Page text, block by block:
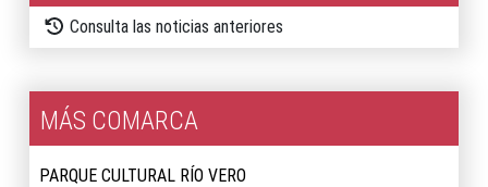
Consulta las noticias anteriores
MÁS COMARCA
PARQUE CULTURAL RÍO VERO